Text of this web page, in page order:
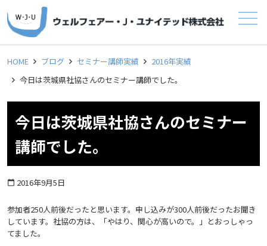
メニュー
HOME ブログ セミナー講師実績
2016年実績
今日は茨城県社協さんのセミナー講師でした。
今日は茨城県社協さんのセミナー
講師でした。
calendar_today 2016年9月5日
参加者250人前後だったと思います。申し込みが300人前後だったお聞き
しています。社協の方は、「やはり、関心が高いので。」とおっしゃっ
てました。